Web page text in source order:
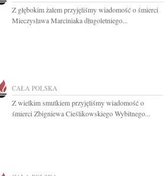
Z głębokim żalem przyjęliśmy wiadomość o śmierci
Mieczysława Marciniaka długoletniego...
CAŁA POLSKA
Z wielkim smutkiem przyjęliśmy wiadomość o
śmierci Zbigniewa Cieślikowskiego Wybitnego...